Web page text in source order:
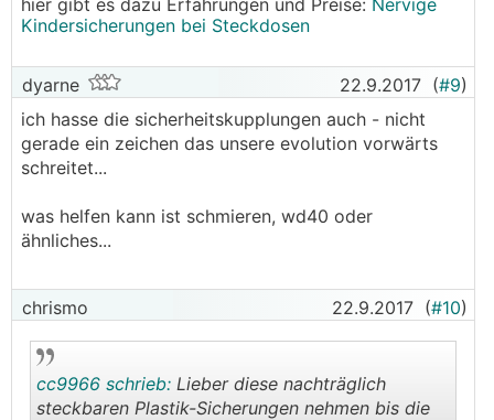
hier gibt es dazu Erfahrungen und Preise: Nervige
Kindersicherungen bei Steckdosen
dyarne 22.9.2017 (#9)
ich hasse die sicherheitskupplungen auch - nicht
gerade ein zeichen das unsere evolution vorwärts
schreitet...
was helfen kann ist schmieren, wd40 oder
ähnliches...
chrismo 22.9.2017 (#10)
cc9966 schrieb: Lieber diese nachträglich
steckbaren Plastik-Sicherungen nehmen bis die